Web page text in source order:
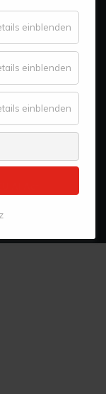
AI Act
einblenden
einblenden
Komfort
einblenden
Statistik